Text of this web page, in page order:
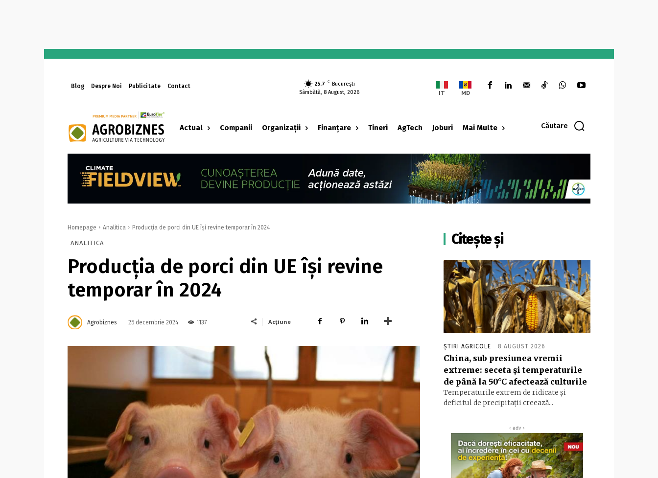
Blog Despre Noi Publicitate Contact 25.7 C
București
Sâmbătă, 8 August, 2026
IT MD
Actual Companii Organizații Finanțare Tineri AgTech Joburi Mai Multe Căutare
-
Homepage Analitica Producția de porci din UE își revine temporar în 2024
ANALITICA
Producția de porci din UE își revine
temporar în 2024
Agrobiznes 25 decembrie 2024 1137 Acțiune
Citește și
ȘTIRI AGRICOLE 8 AUGUST 2026
China, sub presiunea vremii
extreme: seceta și temperaturile
de până la 50°C afectează culturile
Temperaturile extrem de ridicate și
deficitul de precipitații creează...
‹ adv ›